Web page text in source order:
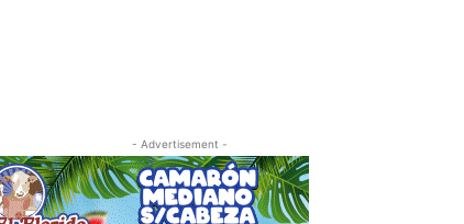
- Advertisement -